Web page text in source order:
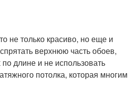
не только красиво, но еще и
верхнюю часть обоев,
длине и не использовать
потолка, которая многим